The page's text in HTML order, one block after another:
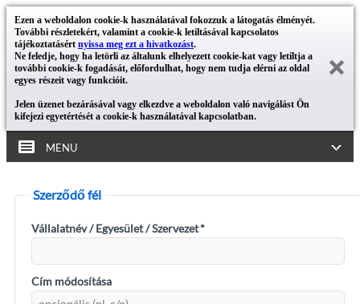
Ezen a weboldalon cookie-k használatával fokozzuk a látogatás élményét.
További részletekért, valamint a cookie-k letiltásával kapcsolatos
tájékoztatásért nyissa meg ezt a hivatkozást.
Ne feledje, hogy ha letörli az általunk elhelyezett cookie-kat vagy letiltja a
további cookie-k fogadását, előfordulhat, hogy nem tudja elérni az oldal
egyes részeit vagy funkcióit.
Jelen üzenet bezárásával vagy elkezdve a weboldalon való navigálást Ön
kifejezi egyetértését a cookie-k használatával kapcsolatban.
MENU
Szerződő fél
Vállalatnév / Egyesület / Szervezet*
Cím módosítása